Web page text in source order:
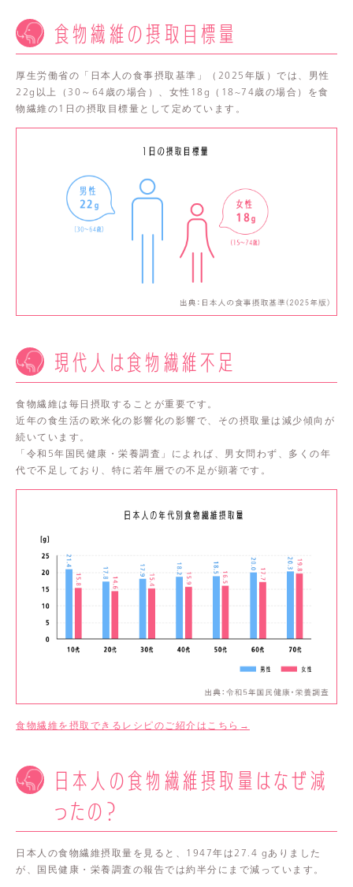
食物繊維の摂取目標量
厚生労働省の「日本人の食事摂取基準」（2025年版）では、男性
22g以上（30～64歳の場合）、女性18g（18~74歳の場合）を食
物繊維の1日の摂取目標量として定めています。
現代人は食物繊維不足
食物繊維は毎日摂取することが重要です。
近年の食生活の欧米化の影響化の影響で、その摂取量は減少傾向が
続いています。
「令和5年国民健康・栄養調査」によれば、男女問わず、多くの年
代で不足しており、特に若年層での不足が顕著です。
食物繊維を摂取できるレシピのご紹介はこちら →
日本人の食物繊維摂取量はなぜ減
ったの？
日本人の食物繊維摂取量を見ると、1947年は27.4 gありました
が、国民健康・栄養調査の報告では約半分にまで減っています。